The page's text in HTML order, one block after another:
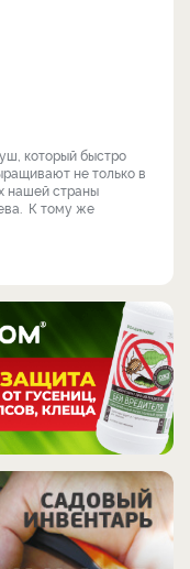
который быстро
не только в
нашей страны
К тому же